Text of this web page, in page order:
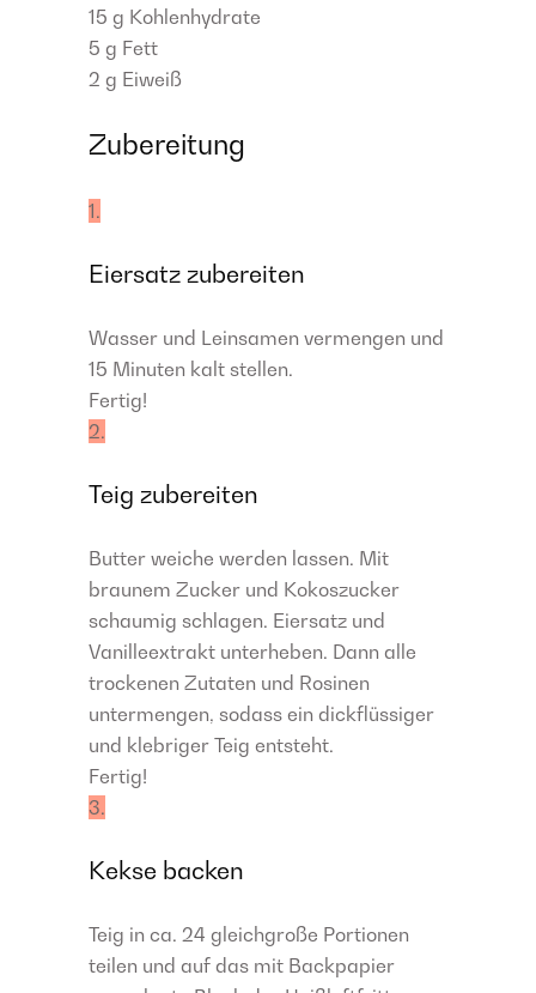
15 g Kohlenhydrate
5 g Fett
2 g Eiweiß
Zubereitung
1.
Eiersatz zubereiten
Wasser und Leinsamen vermengen und
15 Minuten kalt stellen.
Fertig!
2.
Teig zubereiten
Butter weiche werden lassen. Mit
braunem Zucker und Kokoszucker
schaumig schlagen. Eiersatz und
Vanilleextrakt unterheben. Dann alle
trockenen Zutaten und Rosinen
untermengen, sodass ein dickflüssiger
und klebriger Teig entsteht.
Fertig!
3.
Kekse backen
Teig in ca. 24 gleichgroße Portionen
teilen und auf das mit Backpapier